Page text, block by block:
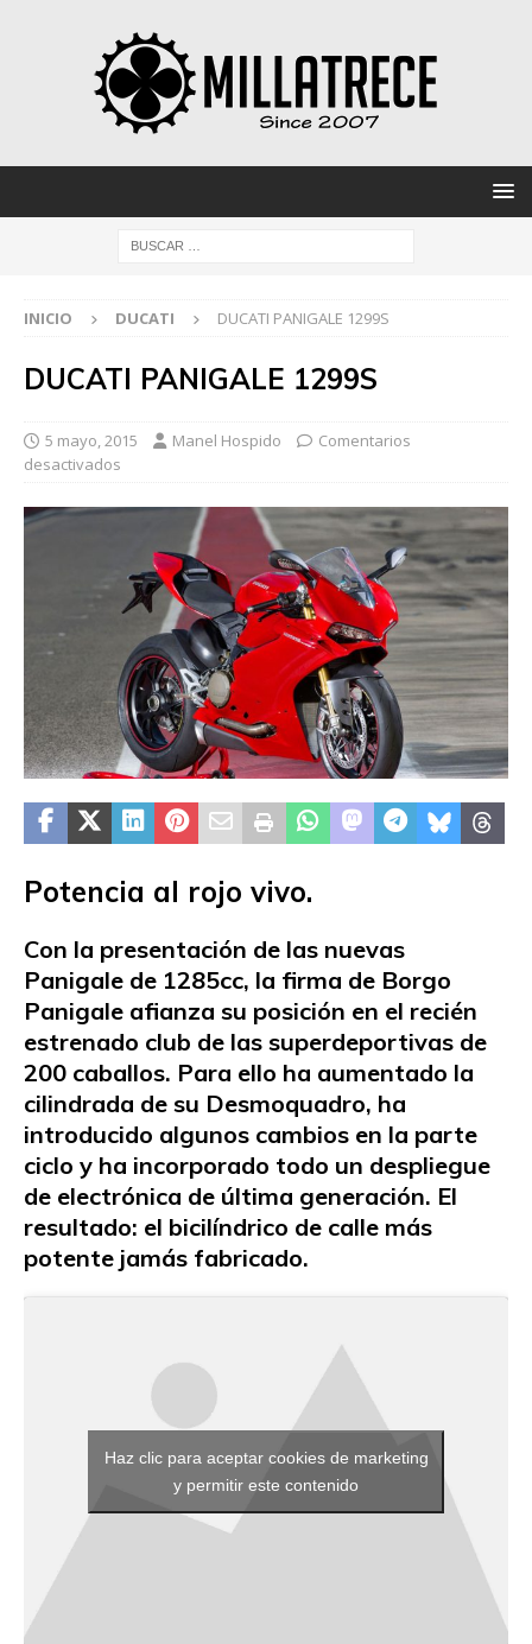
INICIO DUCATI DUCATI PANIGALE 1299S
DUCATI PANIGALE 1299S
5 mayo, 2015 Manel Hospido
Comentarios
desactivados
Potencia al rojo vivo.
Con la presentación de las nuevas
Panigale de 1285cc, la firma de Borgo
Panigale afianza su posición en el recién
estrenado club de las superdeportivas de
200 caballos. Para ello ha aumentado la
cilindrada de su Desmoquadro, ha
introducido algunos cambios en la parte
ciclo y ha incorporado todo un despliegue
de electrónica de última generación. El
resultado: el bicilíndrico de calle más
potente jamás fabricado.
Haz clic para aceptar cookies de marketing
y permitir este contenido